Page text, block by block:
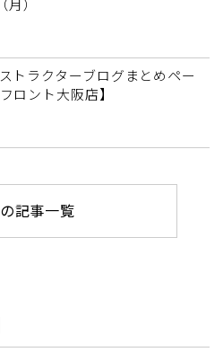
）
トラクターブログまとめペー
ロント大阪店】
記事一覧